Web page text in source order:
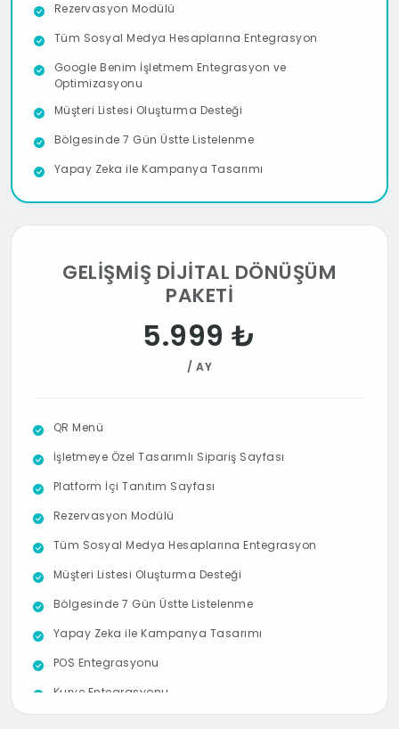
Rezervasyon Modülü
Tüm Sosyal Medya Hesaplarına Entegrasyon
Google Benim İşletmem Entegrasyon ve
Optimizasyonu
Müşteri Listesi Oluşturma Desteği
Bölgesinde 7 Gün Üstte Listelenme
Yapay Zeka ile Kampanya Tasarımı
POS Entegrasyonu
Kurye Entegrasyonu
Aylık Sipariş Limiti:
Sınırsız
Aylık Bildirim Gönderme Hakkı:
3
GELİŞMİŞ DİJİTAL DÖNÜŞÜM
PAKETİ
5.999 ₺
/ AY
QR Menü
İşletmeye Özel Tasarımlı Sipariş Sayfası
Platform İçi Tanıtım Sayfası
Rezervasyon Modülü
Tüm Sosyal Medya Hesaplarına Entegrasyon
Müşteri Listesi Oluşturma Desteği
Bölgesinde 7 Gün Üstte Listelenme
Yapay Zeka ile Kampanya Tasarımı
POS Entegrasyonu
Kurye Entegrasyonu